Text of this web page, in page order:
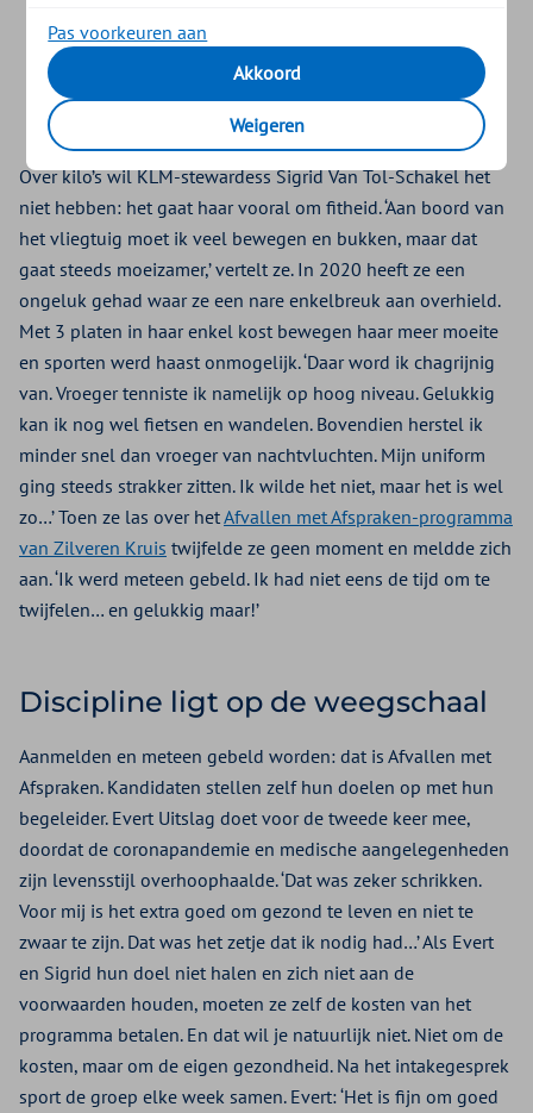
te zijn. Dat was het zetje dat ik
nodig had.
- Evert Uitslag, Business analist bij KLM
Over kilo’s wil KLM-stewardess Sigrid Van Tol-Schakel het
niet hebben: het gaat haar vooral om fitheid. ‘Aan boord van
het vliegtuig moet ik veel bewegen en bukken, maar dat
gaat steeds moeizamer,’ vertelt ze. In 2020 heeft ze een
ongeluk gehad waar ze een nare enkelbreuk aan overhield.
Met 3 platen in haar enkel kost bewegen haar meer moeite
en sporten werd haast onmogelijk. ‘Daar word ik chagrijnig
van. Vroeger tenniste ik namelijk op hoog niveau. Gelukkig
kan ik nog wel fietsen en wandelen. Bovendien herstel ik
minder snel dan vroeger van nachtvluchten. Mijn uniform
ging steeds strakker zitten. Ik wilde het niet, maar het is wel
zo…’ Toen ze las over hetAfvallen met Afspraken-programma
van Zilveren Kruis twijfelde ze geen moment en meldde zich
aan. ‘Ik werd meteen gebeld. Ik had niet eens de tijd om te
twijfelen… en gelukkig maar!’
Discipline ligt op de weegschaal
Aanmelden en meteen gebeld worden: dat is Afvallen met
Afspraken. Kandidaten stellen zelf hun doelen op met hun
begeleider. Evert Uitslag doet voor de tweede keer mee,
doordat de coronapandemie en medische aangelegenheden
zijn levensstijl overhoophaalde. ‘Dat was zeker schrikken.
Voor mij is het extra goed om gezond te leven en niet te
zwaar te zijn. Dat was het zetje dat ik nodig had…’ Als Evert
en Sigrid hun doel niet halen en zich niet aan de
voorwaarden houden, moeten ze zelf de kosten van het
programma betalen. En dat wil je natuurlijk niet. Niet om de
kosten, maar om de eigen gezondheid. Na het intakegesprek
sport de groep elke week samen. Evert: ‘Het is fijn om goed
Pas voorkeuren aan
Akkoord
Weigeren